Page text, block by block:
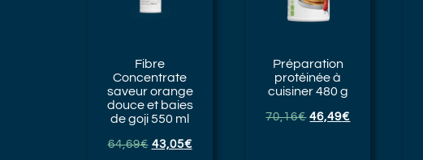
Fibre
Concentrate
saveur orange
douce et baies
de goji550 ml
64,69€ 43,05€
Préparation
protéinée à
cuisiner480 g
70,16€ 46,49€